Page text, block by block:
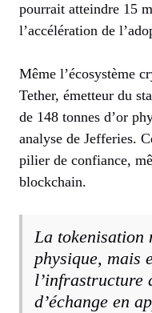
pourrait atteindre 15
l’accélération de
Même l’écosystème
Tether, émetteur du
de 148 tonnes d’or
analyse de Jefferies.
pilier de confiance,
blockchain.
La tokenisation
physique, mais
l’infrastructure
d’échange en